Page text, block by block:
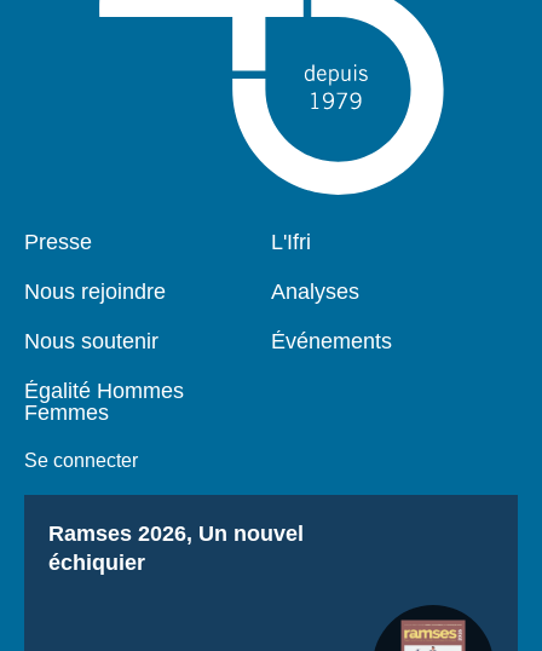
Pied
Presse
Nous rejoindre
Nous soutenir
Égalité Hommes
Femmes
Se connecter
Navigation
L'Ifri
Analyses
Événements
Titre
Ramses 2026, Un nouvel
échiquier